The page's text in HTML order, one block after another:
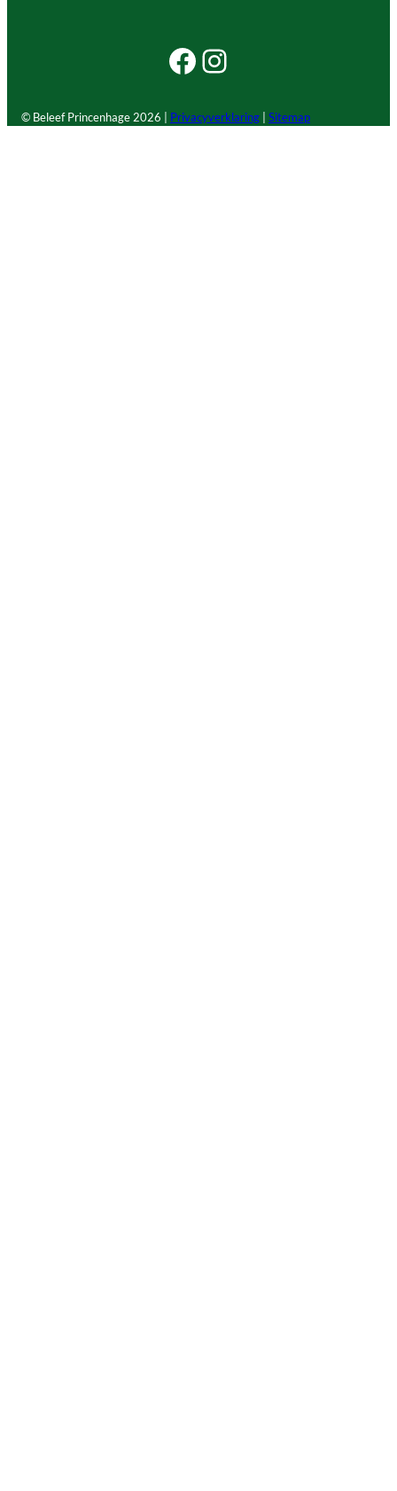
Facebook Beleef Princenhage
Instagram Beleef Princenhage
© Beleef Princenhage 2026 | Privacyverklaring Sitemap